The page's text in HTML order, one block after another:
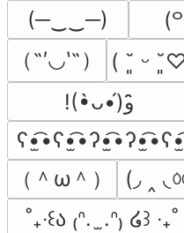
(─‿‿─)
（˶′◡‵˶）
( ˘͈ ᵕ
（＾ω＾）
(◞ ‸ ◟
˚₊‧꒰ა ₍ᐢ.  ̫.ᐢ₎ ໒꒱ ‧₊˚